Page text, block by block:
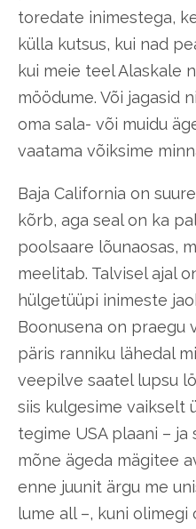
toredate inimestega,
külla kutsus, kui nad
kui meie teel Alaskale
möödume. Või jagasid
oma sala- või muidu
vaatama võiksime
Baja California on
kõrb, aga seal on ka
poolsaare lõunaosas,
meelitab. Talvisel ajal
hülgetüüpi inimeste
Boonusena on praegu
päris ranniku lähedal
veepilve saatel lupsu
siis kulgesime vaikselt
tegime USA plaani – ja
mõne ägeda mägitee
enne juunit ärgu me
lume all –, kuni